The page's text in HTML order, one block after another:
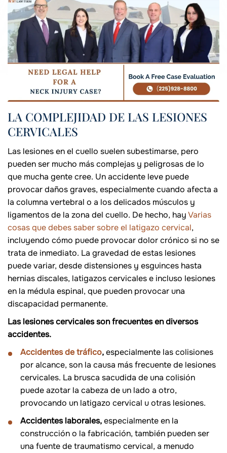
LA COMPLEJIDAD DE LAS LESIONES
CERVICALES
Las lesiones en el cuello suelen subestimarse, pero
pueden ser mucho más complejas y peligrosas de lo
que mucha gente cree. Un accidente leve puede
provocar daños graves, especialmente cuando afecta a
la columna vertebral o a los delicados músculos y
ligamentos de la zona del cuello. De hecho, hayVarias
cosas que debes saber sobre el latigazo cervical,
incluyendo cómo puede provocar dolor crónico si no se
trata de inmediato. La gravedad de estas lesiones
puede variar, desde distensiones y esguinces hasta
hernias discales, latigazos cervicales e incluso lesiones
en la médula espinal, que pueden provocar una
discapacidad permanente.
Las lesiones cervicales son frecuentes en diversos
accidentes.
Accidentes de tráfico,especialmente las colisiones
por alcance, son la causa más frecuente de lesiones
cervicales. La brusca sacudida de una colisión
puede azotar la cabeza de un lado a otro,
provocando un latigazo cervical u otras lesiones.
Accidentes laborales,especialmente en la
construcción o la fabricación, también pueden ser
una fuente de traumatismo cervical, a menudo